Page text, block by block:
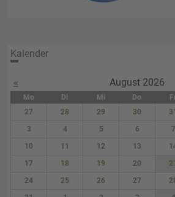
Kalender
« August 2026
Mo Di Mi Do
27
28 29 30 31
3
4 5 6 7
10
11 12 13
17
18 19 20 21
24
25 26 27